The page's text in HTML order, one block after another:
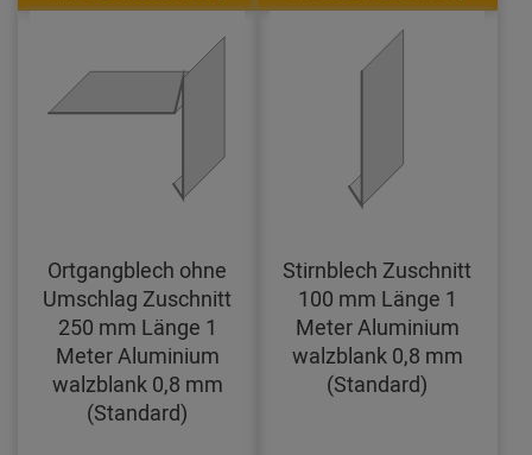
Ortgangblech ohne
Umschlag Zuschnitt
250 mm Länge 1
Meter Aluminium
walzblank 0,8 mm
(Standard)
Stirnblech Zuschnitt
100 mm Länge 1
Meter Aluminium
walzblank 0,8 mm
(Standard)